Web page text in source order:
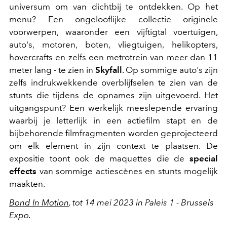
universum om van dichtbij te ontdekken. Op het
menu? Een ongelooflijke collectie originele
voorwerpen, waaronder een vijftigtal voertuigen,
auto's, motoren, boten, vliegtuigen, helikopters,
hovercrafts en zelfs een metrotrein van meer dan 11
meter lang - te zien in Skyfall . Op sommige auto's zijn
zelfs indrukwekkende overblijfselen te zien van de
stunts die tijdens de opnames zijn uitgevoerd. Het
uitgangspunt? Een werkelijk meeslepende ervaring
waarbij je letterlijk in een actiefilm stapt en de
bijbehorende filmfragmenten worden geprojecteerd
om elk element in zijn context te plaatsen. De
expositie toont ook de maquettes die de special
effects van sommige actiescènes en stunts mogelijk
maakten.
Bond In Motion, tot 14 mei 2023 in Paleis 1 - Brussels
Expo.